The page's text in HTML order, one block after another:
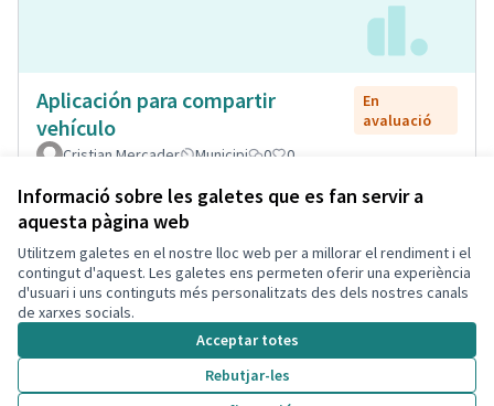
Informació sobre les galetes que es fan servir a
aquesta pàgina web
Utilitzem galetes en el nostre lloc web per a millorar el rendiment i el
contingut d'aquest. Les galetes ens permeten oferir una experiència
d'usuari i uns continguts més personalitzats des dels nostres canals
de xarxes socials.
Acceptar totes
Rebutjar-les
Aplicación para compartir
vehículo
En
avaluació
Cristian Mercader
Municipi 0 0
Termes i condicions d'ús
Configuració de les galetes
Decidim Calafell a X
(Enllaç extern)
Decidim Calafell a Facebook
Decidim Calafell a YouTube
Decidim Calafell a GitHub
(Enllaç extern)
Amb
(Enllaç